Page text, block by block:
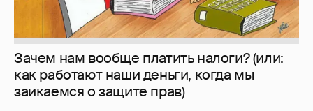
Зачем нам вообще платить налоги? (или:
как работают наши деньги, когда мы
заикаемся о защите прав)